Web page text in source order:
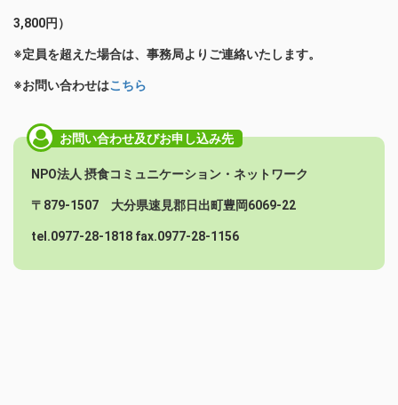
3,800円）
※定員を超えた場合は、事務局よりご連絡いたします。
※お問い合わせはこちら
NPO法人 摂食コミュニケーション・ネットワーク
〒879-1507 大分県速見郡日出町豊岡6069-22
tel.0977-28-1818 fax.0977-28-1156